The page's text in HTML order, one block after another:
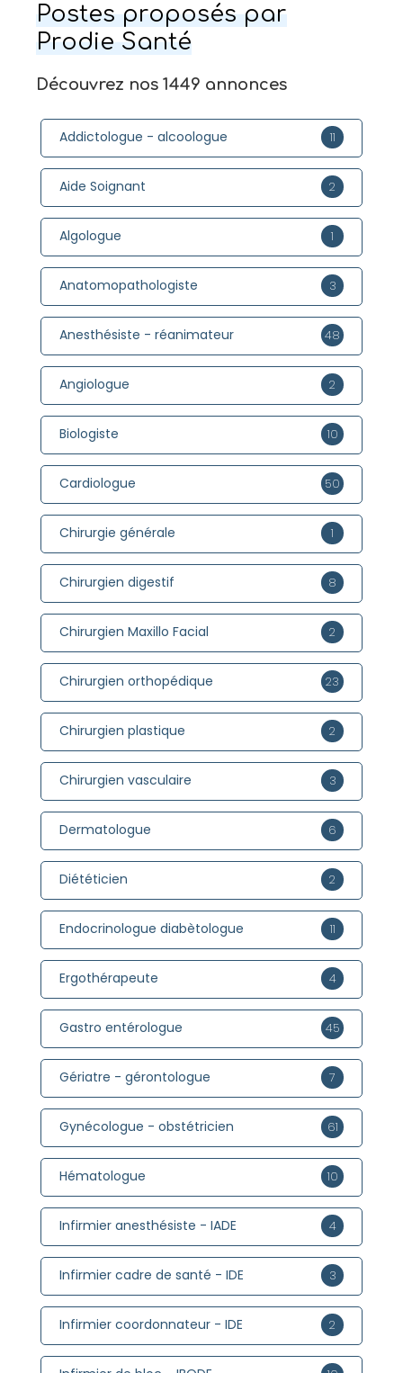
Postes proposés par
Prodie Santé
Découvrez nos 1449 annonces
Addictologue - alcoologue 11
Aide Soignant 2
Algologue 1
Anatomopathologiste 3
Anesthésiste - réanimateur 48
Angiologue 2
Biologiste 10
Cardiologue 50
Chirurgie générale 1
Chirurgien digestif 8
Chirurgien Maxillo Facial 2
Chirurgien orthopédique 23
Chirurgien plastique 2
Chirurgien vasculaire 3
Dermatologue 6
Diététicien 2
Endocrinologue diabètologue 11
Ergothérapeute 4
Gastro entérologue 45
Gériatre - gérontologue 7
Gynécologue - obstétricien 61
Hématologue 10
Infirmier anesthésiste - IADE 4
Infirmier cadre de santé - IDE 3
Infirmier coordonnateur - IDE 2